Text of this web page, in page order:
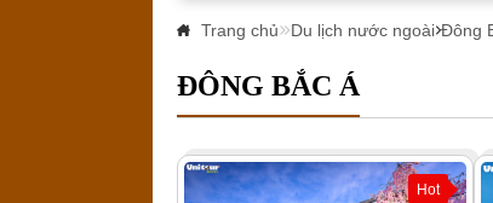
Trang chủ Du lịch nước ngoài Đông
ĐÔNG BẮC Á
Hot